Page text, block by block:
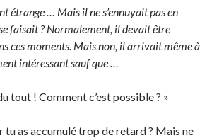
étrange … Mais il ne s’ennuyait pas en
faisait ? Normalement, il devait être
ces moments. Mais non, il arrivait même à
intéressant sauf que …
tout ! Comment c’est possible ? »
tu as accumulé trop de retard ? Mais ne